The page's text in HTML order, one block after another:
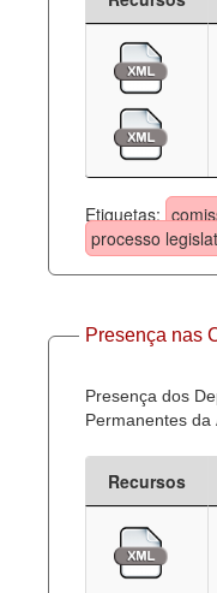
Etiquetas:
processo
Presença nas
Presença dos
Permanentes da
Recursos